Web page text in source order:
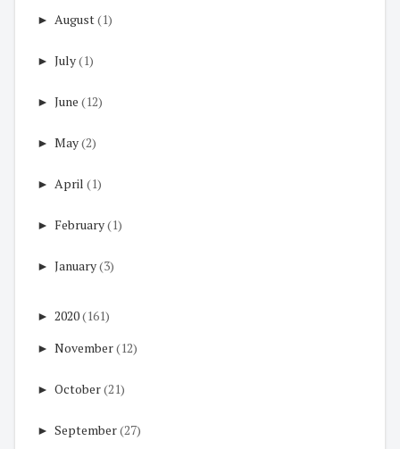
► August(1)
► July(1)
► June (12)
► May(2)
► April (1)
► February(1)
► January(3)
► 2020(161)
► November(12)
► October(21)
► September(27)